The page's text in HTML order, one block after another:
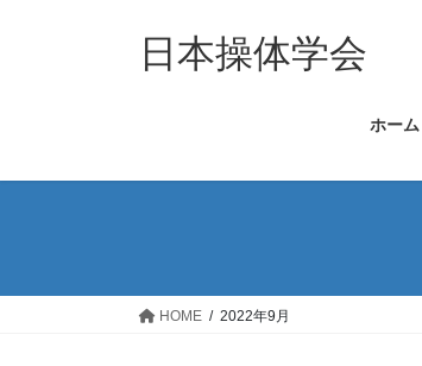
ス
ン
日本操体学会
ホーム
HOME 2022年9月